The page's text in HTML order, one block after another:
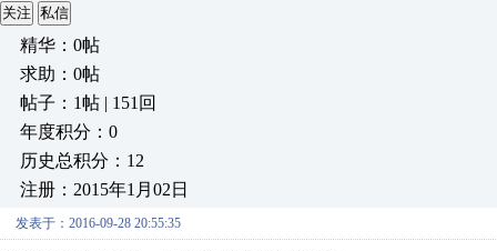
关注 私信
精华：0帖
求助：0帖
帖子：1帖 | 151回
年度积分：0
历史总积分：12
注册：2015年1月02日
发表于：2016-09-28 20:55:35